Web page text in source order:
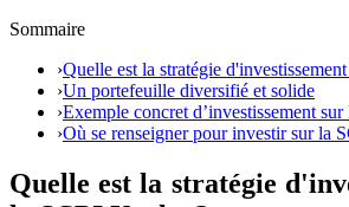
Sommaire
›Quelle est la stratégie
›Un portefeuille diversifié et solide
›Exemple concret d’investissement
›Où se renseigner pour investir sur la
Quelle est la stratégie